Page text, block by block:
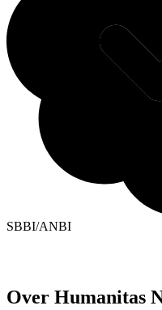
SBBI/ANBI
Over Humanitas